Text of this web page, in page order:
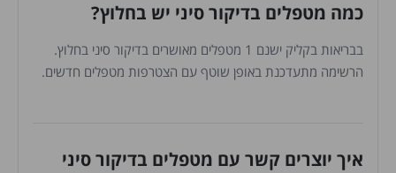
כמה מטפלים בדיקור סיני יש בחלוץ?
בבריאות בקליק ישנם 1 מטפלים מאושרים בדיקור סיני בחלוץ.
הרשימה מתעדכנת באופן שוטף עם הצטרפות מטפלים חדשים.
איך יוצרים קשר עם מטפלים בדיקור סיני